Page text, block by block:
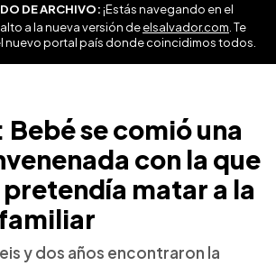
DE ARCHIVO:¡Estás navegando en el
a la nueva versión deelsalvador.com . Te
nuevo portal país donde coincidimos todos.
se comió una
con la que
matar a la
y dos años encontraron la